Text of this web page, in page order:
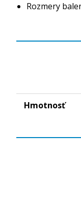
Rozmery
Hmotnosť